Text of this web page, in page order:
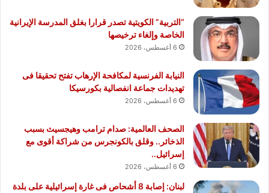
“التربية” الكويتية تصدر قرارا بغلق المدرسة الإيرانية
الخاصة وإلغاء ترخيصها
6 أغسطس، 2026
النيابة الفرنسية لمكافحة الإرهاب تفتح تحقيقا فى
تهديدات جماعة انفصالية بكورسيكا
6 أغسطس، 2026
الصحف العالمية: صدام ترامب وهيجسيث بسبب
الذخائر.. وقلق بالكونجرس من شراكة أقوى مع
إسرائيل..
6 أغسطس، 2026
لبنان: إصابة 8 أشحاص فى غارة إسرائيلية على بلدة